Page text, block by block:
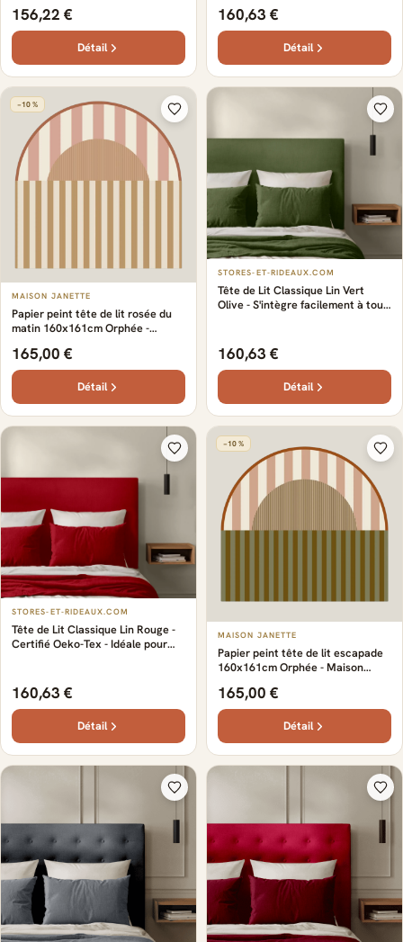
chic - lin haut de gamme - Design
élégant et naturel
156,22 €
Détail
classique
160,63 €
Détail
−10 %
MAISON JANETTE
Papier peint tête de lit rosée du
matin 160x161cm Orphée -
165,00 €
Détail
STORES-ET-RIDEAUX.COM
Tête de Lit Classique Lin Vert
Olive - S'intègre facilement à tous
Oeko-Tex
160,63 €
Détail
STORES-ET-RIDEAUX.COM
Tête de Lit Classique Lin Rouge -
Certifié Oeko-Tex - Idéale pour
simples et raffinées
160,63 €
Détail
−10 %
MAISON JANETTE
Papier peint tête de lit escapade
160x161cm Orphée - Maison
165,00 €
Détail